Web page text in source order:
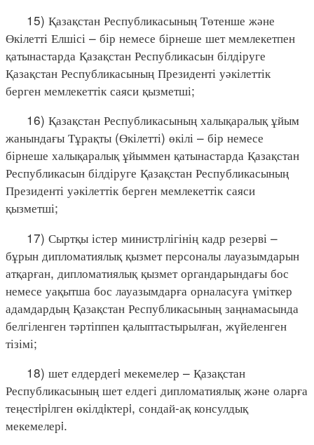
15) Қазақстан Республикасының Төтенше және
Өкілетті Елшісі – бір немесе бірнеше шет мемлекетпен
қатынастарда Қазақстан Республикасын білдіруге
Қазақстан Республикасының Президенті уәкілеттік
берген мемлекеттік саяси қызметші;
16) Қазақстан Республикасының халықаралық ұйым
жанындағы Тұрақты (Өкілетті) өкілі – бір немесе
бірнеше халықаралық ұйыммен қатынастарда Қазақстан
Республикасын білдіруге Қазақстан Республикасының
Президенті уәкілеттік берген мемлекеттік саяси
қызметші;
17) Сыртқы істер министрлігінің кадр резерві –
бұрын дипломатиялық қызмет персоналы лауазымдарын
атқарған, дипломатиялық қызмет органдарындағы бос
немесе уақытша бос лауазымдарға орналасуға үміткер
адамдардың Қазақстан Республикасының заңнамасында
белгіленген тәртіппен қалыптастырылған, жүйеленген
тізімі;
18) шет елдердегi мекемелер – Қазақстан
Республикасының шет елдегі дипломатиялық және оларға
теңестiрiлген өкілдiктерi, сондай-ақ консулдық
мекемелерi.